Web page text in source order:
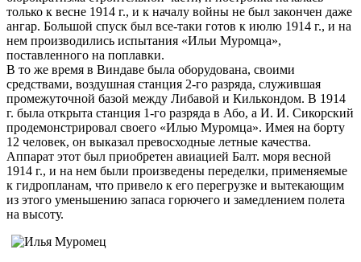
только к весне 1914 г., и к началу войны не был закончен даже
ангар. Большой спуск был все-таки готов к июлю 1914 г., и на
нем производились испытания «Ильи Муромца»,
поставленного на поплавки.
В то же время в Виндаве была оборудована, своими
средствами, воздушная станция 2-го разряда, служившая
промежуточной базой между Либавой и Килькондом. В 1914
г. была открыта станция 1-го разряда в Або, а И. И. Сикорский
продемонстрировал своего «Илью Муромца». Имея на борту
12 человек, он выказал превосходные летные качества.
Аппарат этот был приобретен авиацией Балт. моря весной
1914 г., и на нем были произведены переделки, применяемые
к гидропланам, что привело к его перегрузке и вытекающим
из этого уменьшению запаса горючего и замедлением полета
на высоту.